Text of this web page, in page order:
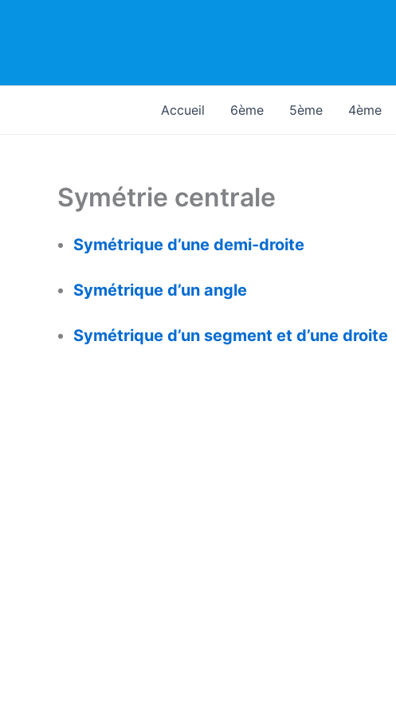
Accueil 6ème 5ème 4ème
Symétrie centrale
Symétrique d’une demi-droite
Symétrique d’un angle
Symétrique d’un segment et d’une droite